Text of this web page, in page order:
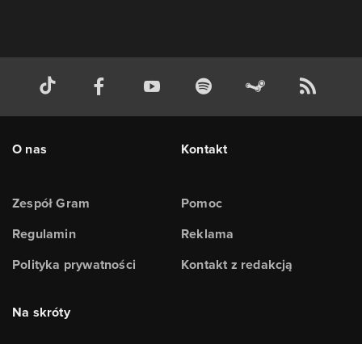
O nas
Zespół Gram
Regulamin
Polityka prywatności
Kontakt
Pomoc
Reklama
Kontakt z redakcją
Na skróty